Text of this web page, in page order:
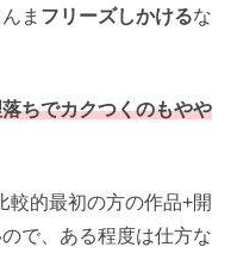
ま フリーズしかけるな
ちでカクつくのもやや
較的最初の方の作品+開
で、ある程度は仕方な